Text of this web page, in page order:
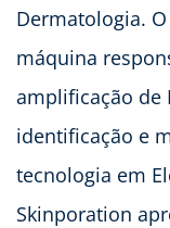
Dermatologia.
máquina
amplificação de
identificação e
tecnologia em
Skinporation